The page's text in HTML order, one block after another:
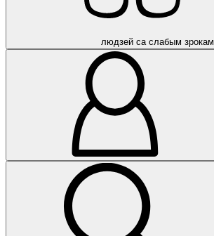
людзей са слабым зрокам